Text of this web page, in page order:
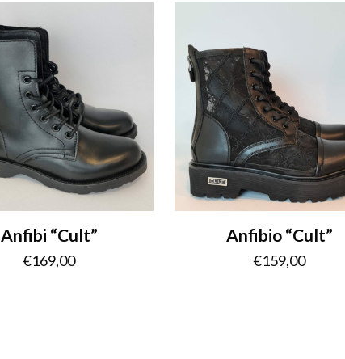
Anfibi “Cult”
€169,00
Anfibio “Cult”
€159,00